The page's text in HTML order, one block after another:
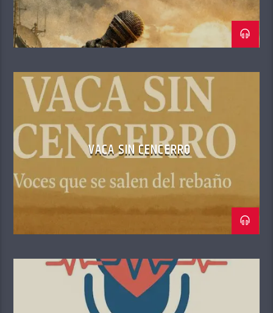
VACA SIN CENCERRO